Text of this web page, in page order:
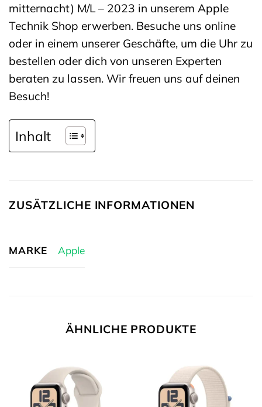
mitternacht) M/L – 2023 in unserem Apple
Technik Shop erwerben. Besuche uns online
oder in einem unserer Geschäfte, um die Uhr zu
bestellen oder dich von unseren Experten
beraten zu lassen. Wir freuen uns auf deinen
Besuch!
Inhalt
ZUSÄTZLICHE INFORMATIONEN
MARKE Apple
ÄHNLICHE PRODUKTE